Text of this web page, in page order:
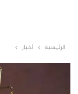
الرئيسية أخبار